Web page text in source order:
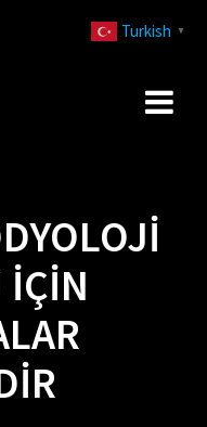
IÇIN
Turkish ▼